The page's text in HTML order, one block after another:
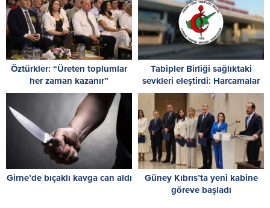
Öztürkler: “Üreten toplumlar
her zaman kazanır”
Tabipler Birliği sağlıktaki
sevkleri eleştirdi: Harcamalar
kamuoyuyla paylaşılmalı!
Girne’de bıçaklı kavga can aldı
Güney Kıbrıs’ta yeni kabine
göreve başladı